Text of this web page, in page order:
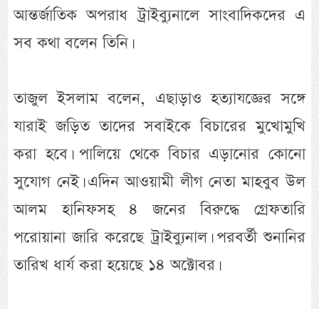
আন্তর্জাতিক অপরাধ ট্রাইব্যুনালে সাংবাদিকদের এ
সব কথা বলেন তিনি।
তাজুল ইসলাম বলেন, এছাড়াও হত্যাযজ্ঞের সঙ্গে
যারাই জড়িত তাদের সবাইকে বিচারের মুখোমুখি
করা হবে। পালিয়ে থেকে বিচার এড়ানোর কোনো
সুযোগ নেই। এদিন আওয়ামী লীগ নেতা মাহবুব উল
আলম হানিফসহ ৪ জনের বিরুদ্ধে গ্রেফতারি
পরোয়ানা জারি করেছে ট্রাইব্যুনাল। পরবর্তী শুনানির
তারিখ ধার্য করা হয়েছে ১৪ অক্টোবর।